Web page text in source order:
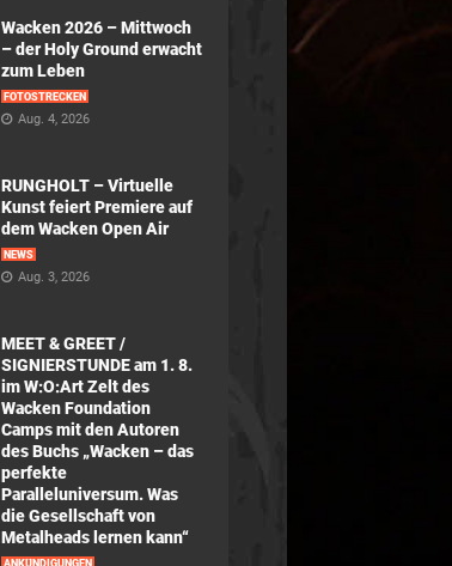
Wacken 2026 – Mittwoch
– der Holy Ground erwacht
zum Leben
FOTOSTRECKEN
Aug. 4, 2026
RUNGHOLT – Virtuelle
Kunst feiert Premiere auf
dem Wacken Open Air
NEWS
Aug. 3, 2026
MEET & GREET /
SIGNIERSTUNDE am 1. 8.
im W:O:Art Zelt des
Wacken Foundation
Camps mit den Autoren
des Buchs „Wacken – das
perfekte
Paralleluniversum. Was
die Gesellschaft von
Metalheads lernen kann“
ANKÜNDIGUNGEN